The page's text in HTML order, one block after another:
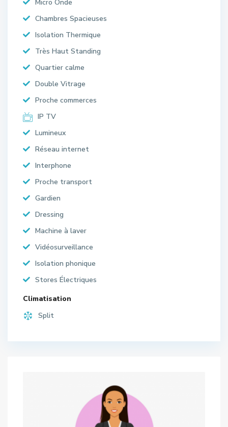
Micro Onde
Chambres Spacieuses
Isolation Thermique
Très Haut Standing
Quartier calme
Double Vitrage
Proche commerces
IP TV
Lumineux
Réseau internet
Interphone
Proche transport
Gardien
Dressing
Machine à laver
Vidéosurveillance
Isolation phonique
Stores Électriques
Climatisation
Split